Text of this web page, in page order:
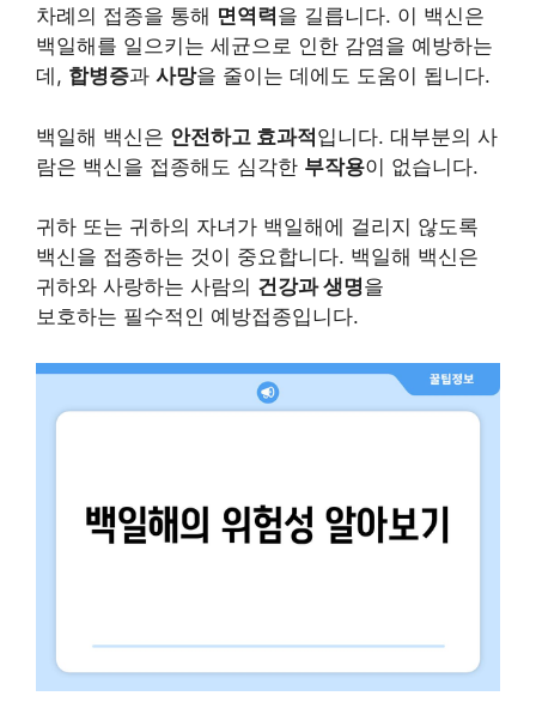
차례의 접종을 통해 면역력을 길릅니다. 이 백신은
백일해를 일으키는 세균으로 인한 감염을 예방하는
데, 합병증과 사망을 줄이는 데에도 도움이 됩니다.
백일해 백신은 안전하고 효과적입니다. 대부분의 사
람은 백신을 접종해도 심각한 부작용이 없습니다.
귀하 또는 귀하의 자녀가 백일해에 걸리지 않도록
백신을 접종하는 것이 중요합니다. 백일해 백신은
귀하와 사랑하는 사람의 건강과 생명을
보호하는 필수적인 예방접종입니다.